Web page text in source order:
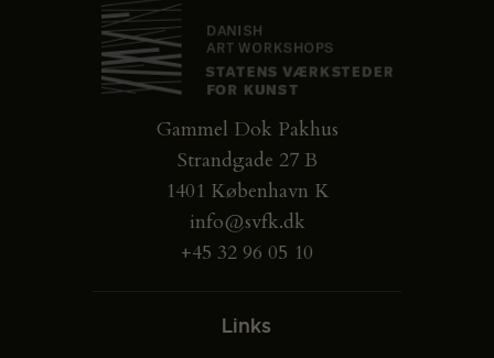
Gammel Dok Pakhus
Strandgade 27 B
1401 København K
info@svfk.dk
+45 32 96 05 10
Links